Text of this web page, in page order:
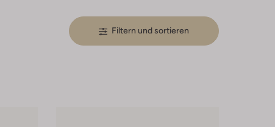
Filtern und sortieren